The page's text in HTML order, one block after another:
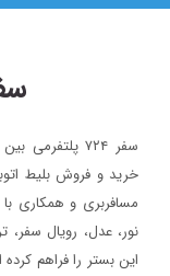
سفر
سفر ۷۲۴
خرید و فروش بلیط
مسافربری و همکاری
نور، عدل، رویال سفر،
این بستر را فراهم